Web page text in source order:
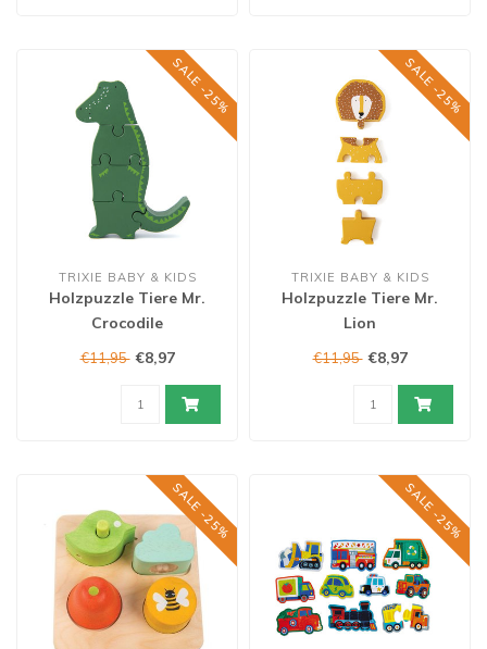
SALE -25%
TRIXIE BABY & KIDS
Holzpuzzle Tiere Mr.
Crocodile
€11,95 €8,97
SALE -25%
TRIXIE BABY & KIDS
Holzpuzzle Tiere Mr.
Lion
€11,95 €8,97
SALE -25% SALE -25%